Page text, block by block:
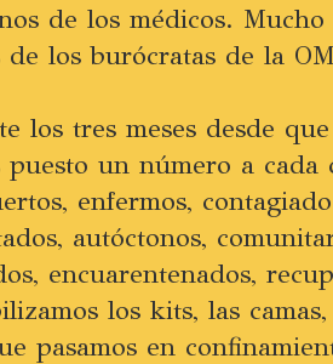
de los médicos.
de los burócratas de la
los tres meses desde
puesto un número a cada
enfermos,
autóctonos,
encuarentenados,
los kits, las
pasamos en